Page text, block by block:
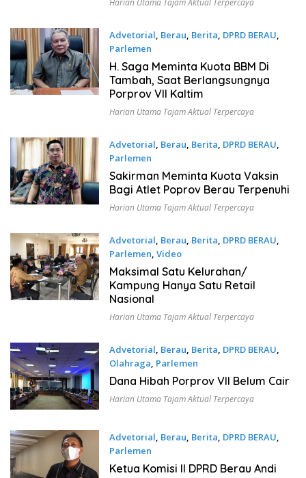
Advetorial, Berau, Berita, DPRD BERAU,
Parlemen
November 15, 2022
H. Saga Meminta Kuota BBM Di
Tambah, Saat Berlangsungnya
Porprov VII Kaltim
Harian Utama Tajam Aktual Terpercaya
Advetorial, Berau, Berita, DPRD BERAU,
Parlemen
November 15, 2022
Sakirman Meminta Kuota Vaksin
Bagi Atlet Poprov Berau Terpenuhi
Harian Utama Tajam Aktual Terpercaya
Advetorial, Berau, Berita, DPRD BERAU,
Parlemen, Video
November 15, 2022
Maksimal Satu Kelurahan/
Kampung Hanya Satu Retail
Nasional
Harian Utama Tajam Aktual Terpercaya
Advetorial, Berau, Berita, DPRD BERAU,
Olahraga, Parlemen
November 14, 2022
Dana Hibah Porprov VII Belum Cair
Harian Utama Tajam Aktual Terpercaya
Advetorial, Berau, Berita, DPRD BERAU,
Parlemen
November 14, 2022
Ketua Komisi II DPRD Berau Andi